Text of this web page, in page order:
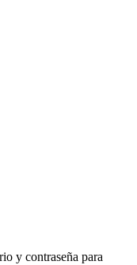
y contraseña para